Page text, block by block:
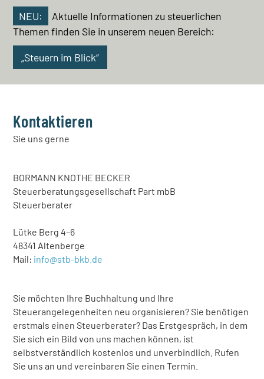
NEU:
Aktuelle Informationen zu steuerlichen
Themen finden Sie in unserem neuen Bereich:
„Steuern im Blick“
Kontaktieren
Sie uns gerne
BORMANN KNOTHE BECKER
Steuerberatungsgesellschaft Part mbB
Steuerberater
Lütke Berg 4–6
48341 Altenberge
Mail: info@stb-bkb.de
Sie möchten Ihre Buchhaltung und Ihre
Steuerangelegenheiten neu organisieren? Sie benötigen
erstmals einen Steuerberater? Das Erstgespräch, in dem
Sie sich ein Bild von uns machen können, ist
selbstverständlich kostenlos und unverbindlich. Rufen
Sie uns an und vereinbaren Sie einen Termin.